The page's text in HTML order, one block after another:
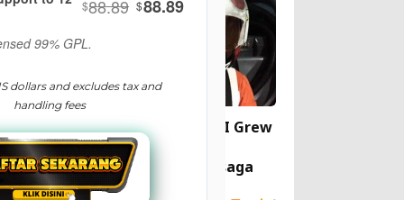
$88.89 $88.89
99% GPL.
dollars and excludes tax and
handling fees
Émouvant et amusant, le site I Grew
Up Star Wars dévoile les
photographies des fans de la saga